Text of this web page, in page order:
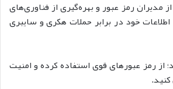
مدیران رمز عبور و بهره‌گیری از فناوری‌های
اطلاعات خود در برابر حملات هکری و سایبری
از رمز عبورهای قوی استفاده کرده و امنیت